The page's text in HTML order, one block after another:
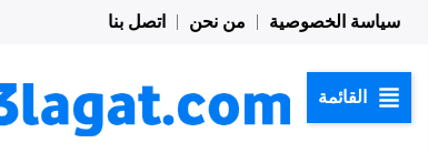
المحتوى
سياسة الخصوصية من نحن اتصل بنا
القائمة